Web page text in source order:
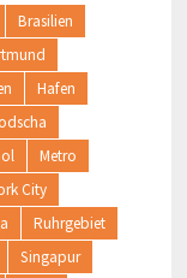
Brasilien
Hafen
Metro
City
Ruhrgebiet
Singapur